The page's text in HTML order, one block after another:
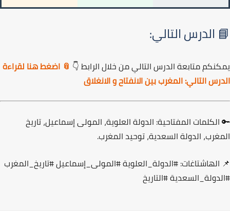
التالي:
متابعة الدرس التالي من خلال الرابط 👇📎 اضغط هنا لقراءة
التالي: المغرب بين الانفتاح و الانغلاق
المفتاحية:الدولة العلوية، المولى إسماعيل، تاريخ
الدولة السعدية، توحيد المغرب.
#الدولة_العلوية #المولى_إسماعيل #تاريخ_المغرب
#التاريخ